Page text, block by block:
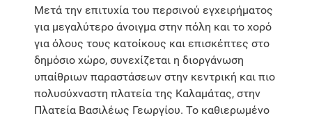
Μετά την επιτυχία του περσινού εγχειρήματος
για μεγαλύτερο άνοιγμα στην πόλη και το χορό
για όλους τους κατοίκους και επισκέπτες στο
δημόσιο χώρο, συνεχίζεται η διοργάνωση
υπαίθριων παραστάσεων στην κεντρική και πιο
πολυσύχναστη πλατεία της Καλαμάτας, στην
Πλατεία Βασιλέως Γεωργίου. Το καθιερωμένο